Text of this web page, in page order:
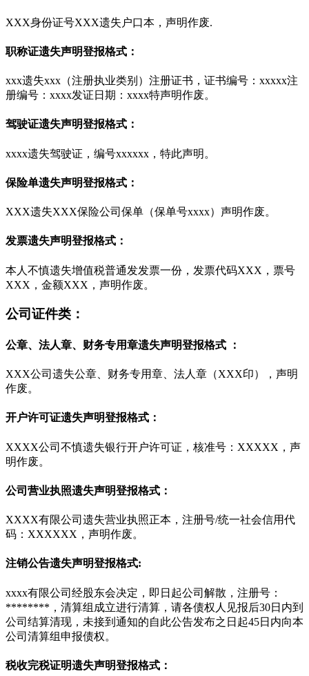
XXX身份证号XXX遗失户口本，声明作废.
职称证遗失声明登报格式：
xxx遗失xxx（注册执业类别）注册证书，证书编号：xxxxx注
册编号：xxxx发证日期：xxxx特声明作废。
驾驶证遗失声明登报格式：
xxxx遗失驾驶证，编号xxxxxx，特此声明。
保险单遗失声明登报格式：
XXX遗失XXX保险公司保单（保单号xxxx）声明作废。
发票遗失声明登报格式：
本人不慎遗失增值税普通发发票一份，发票代码XXX，票号
XXX，金额XXX，声明作废。
公司证件类：
公章、法人章、财务专用章遗失声明登报格式 ：
XXX公司遗失公章、财务专用章、法人章（XXX印），声明
作废。
开户许可证遗失声明登报格式：
XXXX公司不慎遗失银行开户许可证，核准号：XXXXX，声
明作废。
公司营业执照遗失声明登报格式：
XXXX有限公司遗失营业执照正本，注册号/统一社会信用代
码：XXXXXX，声明作废。
注销公告遗失声明登报格式:
xxxx有限公司经股东会决定，即日起公司解散，注册号：
********，清算组成立进行清算，请各债权人见报后30日内到
公司结算清现，未接到通知的自此公告发布之日起45日内向本
公司清算组申报债权。
税收完税证明遗失声明登报格式：